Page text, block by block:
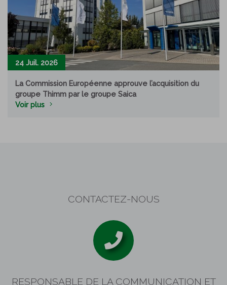
24 Juil. 2026
La Commission Européenne approuve l’acquisition du
groupe Thimm par le groupe Saica
Voir plus
CONTACTEZ-NOUS
RESPONSABLE DE LA COMMUNICATION ET